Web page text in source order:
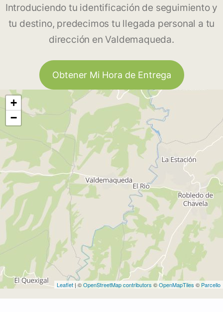
Introduciendo tu identificación de seguimiento y
tu destino, predecimos tu llegada personal a tu
dirección en Valdemaqueda.
Obtener Mi Hora de Entrega
+
−
Leaflet | ©OpenStreetMap contributors ©OpenMapTiles © Parcello